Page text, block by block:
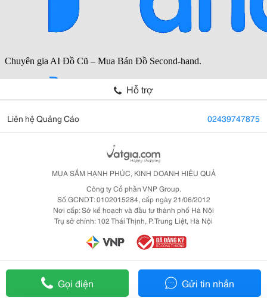
Gọi điện Gửi tin nhắn
Hỗ trợ
Liên hệ Quảng Cáo 02439747875
MUA SẮM HẠNH PHÚC, KINH DOANH HIỆU QUẢ
Công ty Cổ phần VNP Group.
Số GCNDT: 0102015284, cấp ngày 21/06/2012
Nơi cấp: Sở kế hoạch và đầu tư thành phố Hà Nội
Trụ sở chính: 102 Thái Thịnh, P. Trung Liệt, Hà Nội